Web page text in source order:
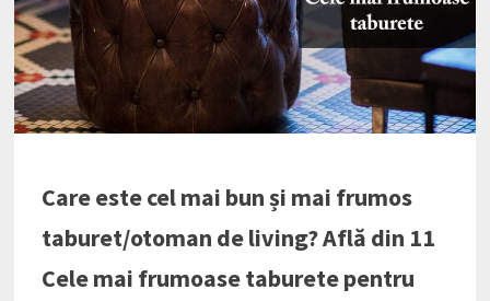
Care este cel mai bun și mai frumos
taburet/otoman de living? Află din 11
Cele mai frumoase taburete pentru